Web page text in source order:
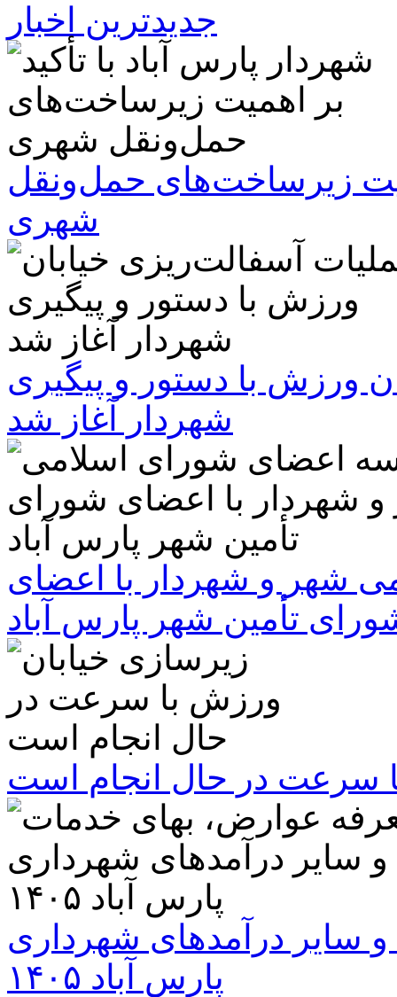
جدیدترین اخبار
زیرساخت‌های حمل‌ونقل
شهری
ورزش با دستور و پیگیری
شهردار آغاز شد
شهر و شهردار با اعضای
تأمین شهر پارس آباد
سرعت در حال انجام است
سایر درآمدهای شهرداری
پارس آباد ۱۴۰۵